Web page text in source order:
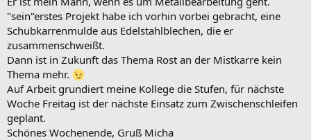
"sein"erstes Projekt habe ich vorhin vorbei gebracht, eine
Schubkarrenmulde aus Edelstahlblechen, die er
zusammenschweißt.
Dann ist in Zukunft das Thema Rost an der Mistkarre kein
Thema mehr.
Auf Arbeit grundiert meine Kollege die Stufen, für nächste
Woche Freitag ist der nächste Einsatz zum Zwischenschleifen
geplant.
Schönes Wochenende, Gruß Micha